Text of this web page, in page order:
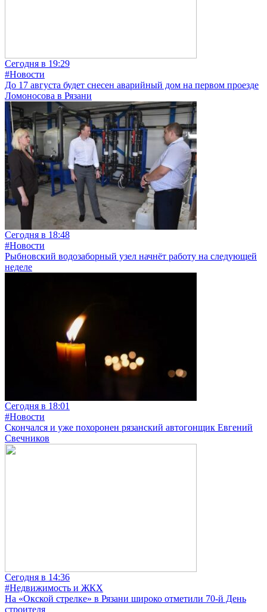
Сегодня в 19:29
#Новости
До 17 августа будет снесен аварийный дом на первом проезде
Ломоносова в Рязани
Сегодня в 18:48
#Новости
Рыбновский водозаборный узел начнёт работу на следующей
неделе
Сегодня в 18:01
#Новости
Скончался и уже похоронен рязанский автогонщик Евгений
Свечников
Сегодня в 14:36
#Недвижимость и ЖКХ
На «Окской стрелке» в Рязани широко отметили 70-й День
строителя